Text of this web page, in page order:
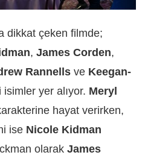
dikkat çeken filmde;
, James Corden,
Rannells ve Keegan-
yer alıyor. Meryl
hayat verirken,
ise Nicole Kidman
olarak James